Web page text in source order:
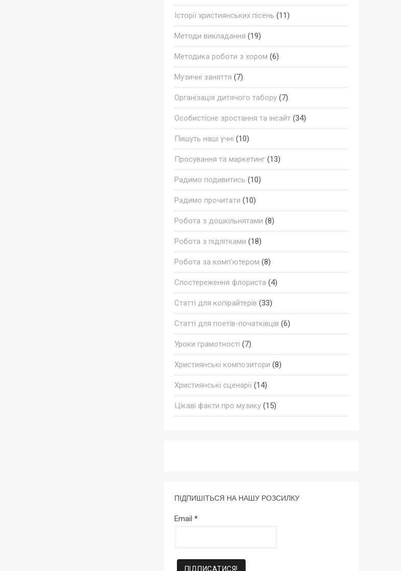
Історії християнських пісень (11)
Методи викладання (19)
Методика роботи з хором (6)
Музичні заняття (7)
Організація дитячого табору(7)
Особистісне зростання та інсайт(34)
Пишуть наші учні (10)
Просування та маркетинг(13)
Радимо подивитись (10)
Радимо прочитати (10)
Робота з дошкільнятами (8)
Робота з підлітками (18)
Робота за комп'ютером (8)
Спостереження флориста (4)
Статті для копірайтерів (33)
Статті для поетів-початківців (6)
Уроки грамотності (7)
Християнські композитори (8)
Християнські сценарії(14)
Цікаві факти про музику(15)
ПІДПИШІТЬСЯ НА НАШУ РОЗСИЛКУ
Email *